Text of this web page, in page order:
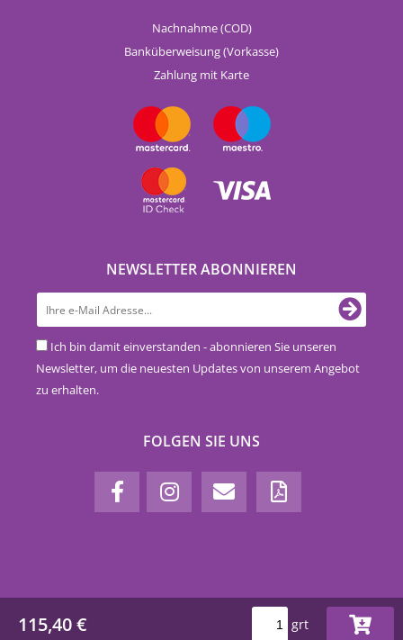
115,40 € grt
Nachnahme (COD)
Banküberweisung (Vorkasse)
Zahlung mit Karte
NEWSLETTER ABONNIEREN
Ich bin damit einverstanden - abonnieren Sie unseren
Newsletter, um die neuesten Updates von unserem Angebot
zu erhalten.
FOLGEN SIE UNS
www.euro-nova.at © 2018-2026